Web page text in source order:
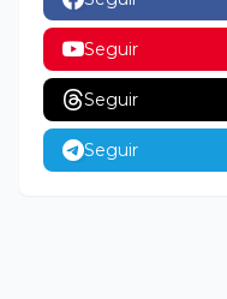
Seguir
Seguir
Seguir